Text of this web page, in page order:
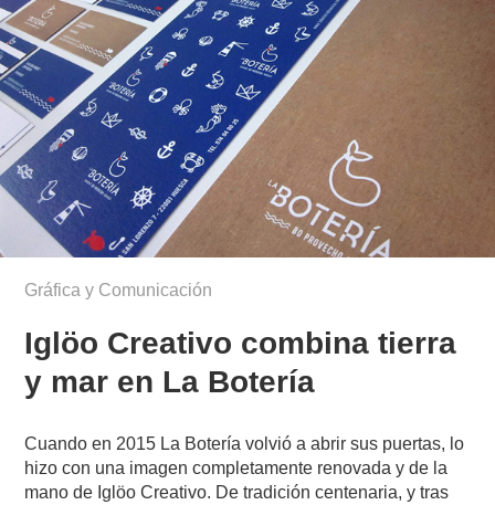
Gráfica y Comunicación
Iglöo Creativo combina tierra
y mar en La Botería
Cuando en 2015 La Botería volvió a abrir sus puertas, lo
hizo con una imagen completamente renovada y de la
mano de Iglöo Creativo. De tradición centenaria, y tras